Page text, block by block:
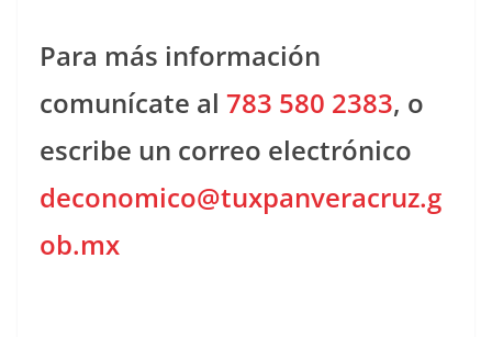
Para más información
comunícate al 783 580 2383, o
escribe un correo electrónico
deconomico@tuxpanveracruz.g
ob.mx